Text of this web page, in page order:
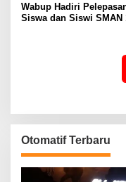
Wabup Hadiri
Siswa dan Siswi SMAN
Otomatif Terbaru